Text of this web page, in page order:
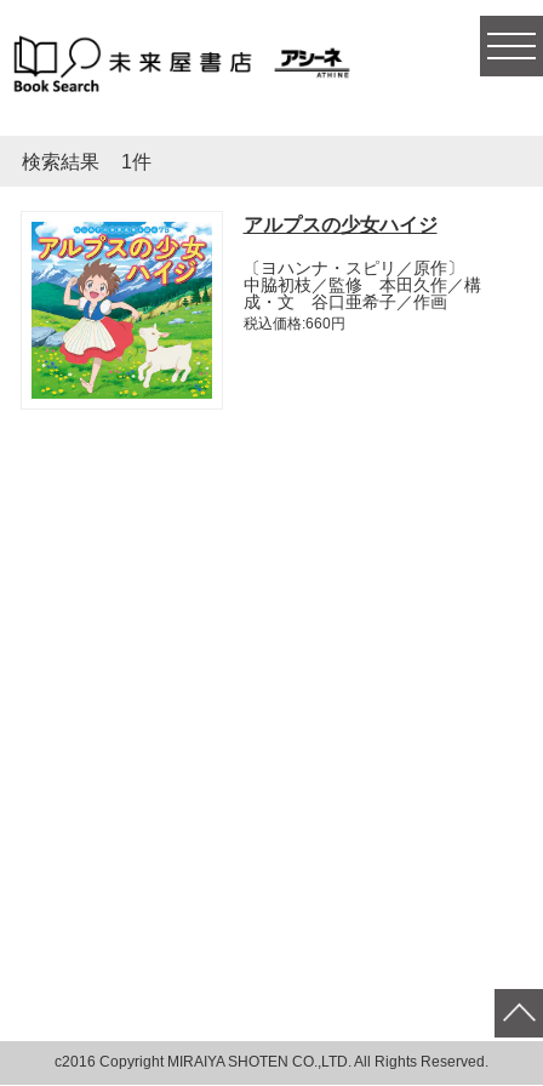
検索結果 1件
アルプスの少女ハイジ
〔ヨハンナ・スピリ／原作〕
中脇初枝／監修 本田久作／構
成・文 谷口亜希子／作画
税込価格:660円
c2016 Copyright MIRAIYA SHOTEN CO.,LTD. All Rights Reserved.